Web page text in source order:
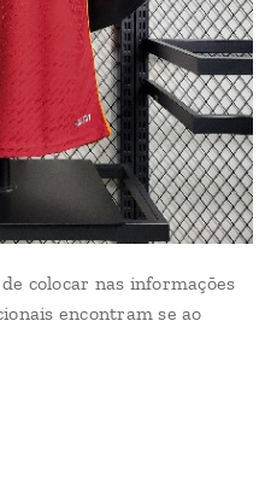
colocar nas informações
encontram se ao